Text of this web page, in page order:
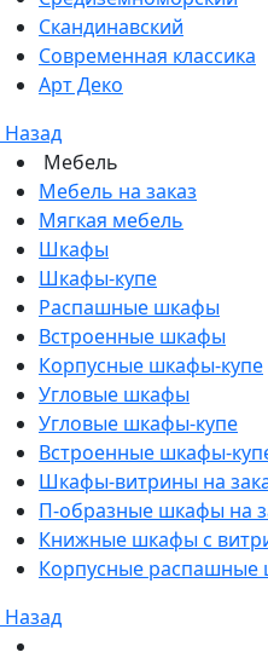
Скандинавский
Современная классика
Арт Деко
Назад
Мебель
Мебель на заказ
Мягкая мебель
Шкафы
Шкафы-купе
Распашные шкафы
Встроенные шкафы
Корпусные шкафы-купе
Угловые шкафы
Угловые шкафы-купе
Встроенные шкафы-
Шкафы-витрины на
П-образные шкафы на
Книжные шкафы с
Корпусные распашные
Назад